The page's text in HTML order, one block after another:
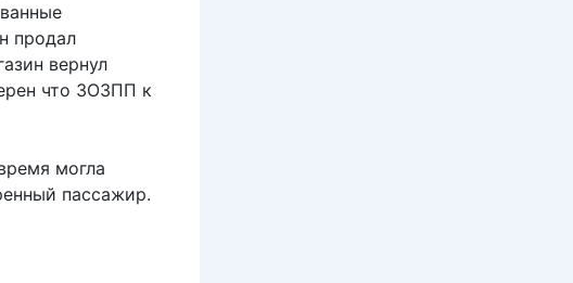
продал
вернул
что ЗОЗПП к
могла
пассажир.